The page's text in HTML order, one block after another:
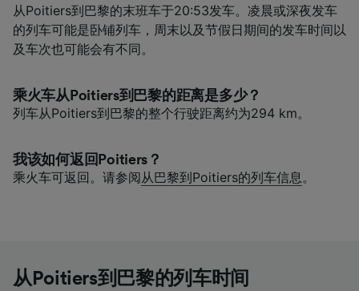
从Poitiers到巴黎的末班车于20:53发车。凌晨或深夜发车
的列车可能是卧铺列车，周末以及节假日期间的发车时间以
及车次也可能会有不同。
乘火车从Poitiers到巴黎的距离是多少？
列车从Poitiers到巴黎的整个行驶距离约为294 km。
我该如何返回Poitiers？
乘火车可返回。请参阅从巴黎到Poitiers的列车信息 。
从Poitiers到巴黎的列车时间